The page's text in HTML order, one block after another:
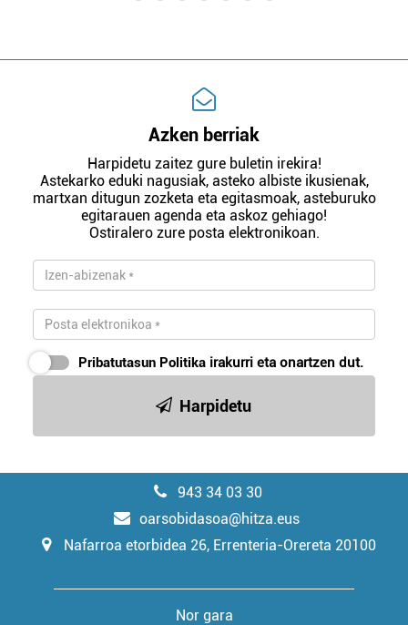
Azken berriak
Harpidetu zaitez gure buletin irekira!
Astekarko eduki nagusiak, asteko albiste ikusienak,
martxan ditugun zozketa eta egitasmoak, asteburuko
egitarauen agenda eta askoz gehiago!
Ostiralero zure posta elektronikoan.
Pribatutasun Politika irakurri eta onartzen dut.
Harpidetu
943 34 03 30
oarsobidasoa@hitza.eus
Nafarroa etorbidea 26, Errenteria-Orereta 20100
Nor gara